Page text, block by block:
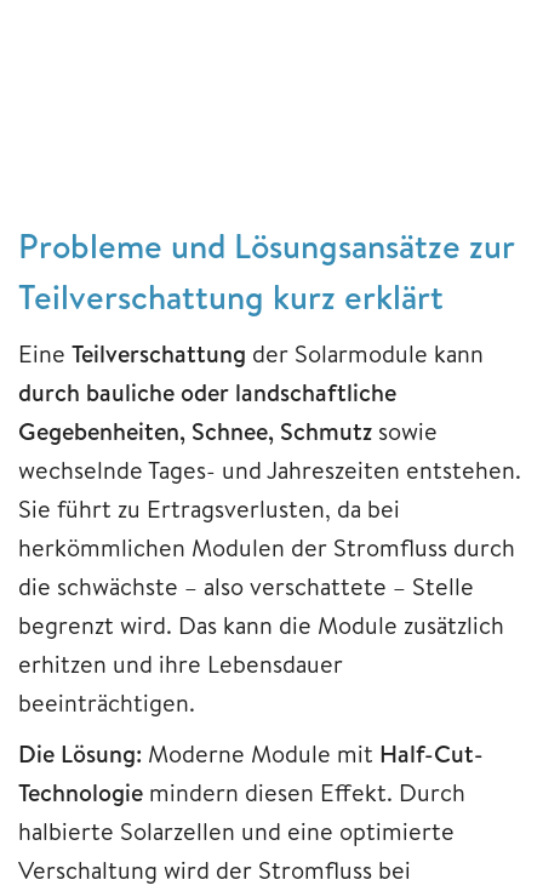
Probleme und Lösungsansätze zur
Teilverschattung kurz erklärt
Eine Teilverschattung der Solarmodule kann
durch bauliche oder landschaftliche
Gegebenheiten, Schnee, Schmutz sowie
wechselnde Tages- und Jahreszeiten entstehen.
Sie führt zu Ertragsverlusten, da bei
herkömmlichen Modulen der Stromfluss durch
die schwächste – also verschattete – Stelle
begrenzt wird. Das kann die Module zusätzlich
erhitzen und ihre Lebensdauer
beeinträchtigen.
Die Lösung: Moderne Module mit Half-Cut-
Technologie mindern diesen Effekt. Durch
halbierte Solarzellen und eine optimierte
Verschaltung wird der Stromfluss bei